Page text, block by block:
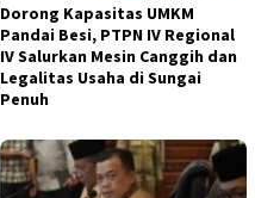
Dorong Kapasitas UMKM
Pandai Besi, PTPN IV Regional
IV Salurkan Mesin Canggih dan
Legalitas Usaha di Sungai
Penuh